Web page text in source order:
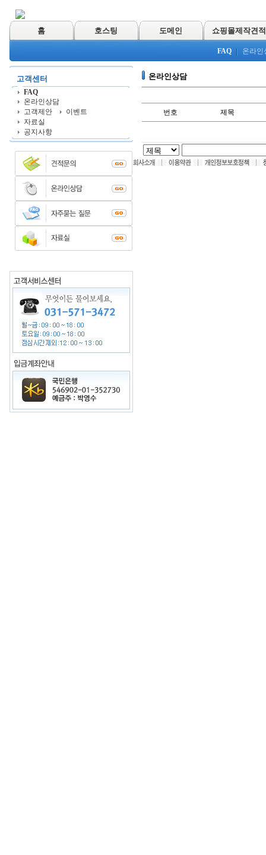
홈 호스팅 도메인 쇼핑몰제작견
FAQ 온라인
고객센터
FAQ
온라인상담
고객제안
이벤트
자료실
공지사항
온라인상담
번호 제목